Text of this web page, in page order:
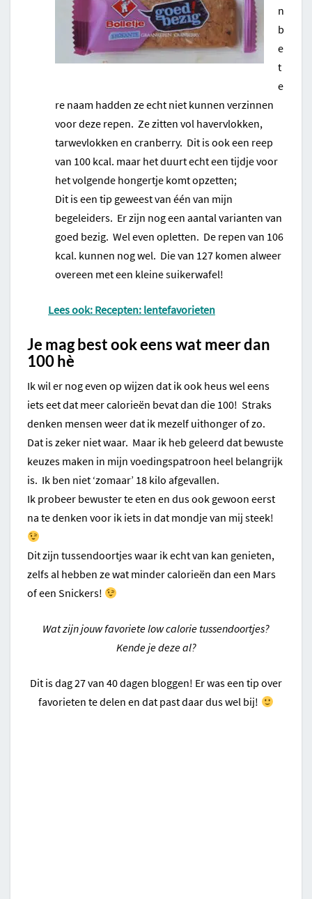
n
b
e
t
e
re naam hadden ze echt niet kunnen verzinnen
voor deze repen. Ze zitten vol havervlokken,
tarwevlokken en cranberry. Dit is ook een reep
van 100 kcal. maar het duurt echt een tijdje voor
het volgende hongertje komt opzetten;
Dit is een tip geweest van één van mijn
begeleiders. Er zijn nog een aantal varianten van
goed bezig. Wel even opletten. De repen van 106
kcal. kunnen nog wel. Die van 127 komen alweer
overeen met een kleine suikerwafel!
Lees ook: Recepten: lentefavorieten
Je mag best ook eens wat meer dan
100 hè
Ik wil er nog even op wijzen dat ik ook heus wel eens
iets eet dat meer calorieën bevat dan die 100! Straks
denken mensen weer dat ik mezelf uithonger of zo.
Dat is zeker niet waar. Maar ik heb geleerd dat bewuste
keuzes maken in mijn voedingspatroon heel belangrijk
is. Ik ben niet ‘zomaar’ 18 kilo afgevallen.
Ik probeer bewuster te eten en dus ook gewoon eerst
na te denken voor ik iets in dat mondje van mij steek!
Dit zijn tussendoortjes waar ik echt van kan genieten,
zelfs al hebben ze wat minder calorieën dan een Mars
of een Snickers!
Wat zijn jouw favoriete low calorie tussendoortjes?
Kende je deze al?
Dit is dag 27 van 40 dagen bloggen! Er was een tip over
favorieten te delen en dat past daar dus wel bij!